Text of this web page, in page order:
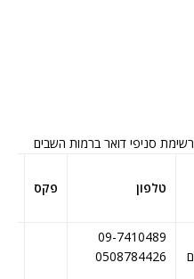
רשימת סניפי דואר ברמות השבים
טלפון פקס
09-7410489
0508784426